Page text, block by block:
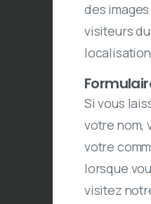
des
visiteurs
Si vous
votre nom,
votre
lorsque
visitez